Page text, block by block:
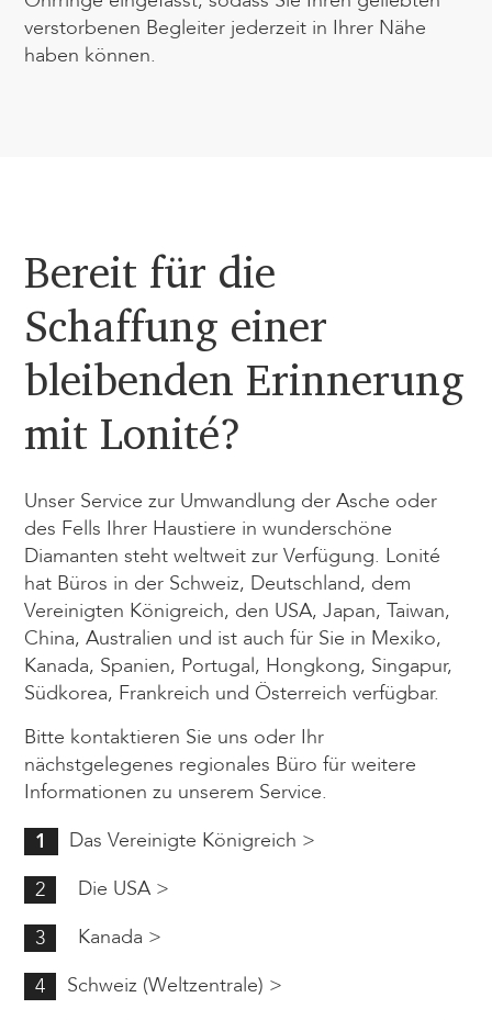
verstorbenen Begleiter jederzeit in Ihrer Nähe
haben können.
Bereit für die
Schaffung einer
bleibenden Erinnerung
mit Lonité?
Unser Service zur Umwandlung der Asche oder
des Fells Ihrer Haustiere in wunderschöne
Diamanten steht weltweit zur Verfügung. Lonité
hat Büros in der Schweiz, Deutschland, dem
Vereinigten Königreich, den USA, Japan, Taiwan,
China, Australien und ist auch für Sie in Mexiko,
Kanada, Spanien, Portugal, Hongkong, Singapur,
Südkorea, Frankreich und Österreich verfügbar.
Bitte kontaktieren Sie uns oder Ihr
nächstgelegenes regionales Büro für weitere
Informationen zu unserem Service.
Das Vereinigte Königreich >
1
Schweiz (Weltzentrale) >
4
Kanada >
3
Die USA >
2